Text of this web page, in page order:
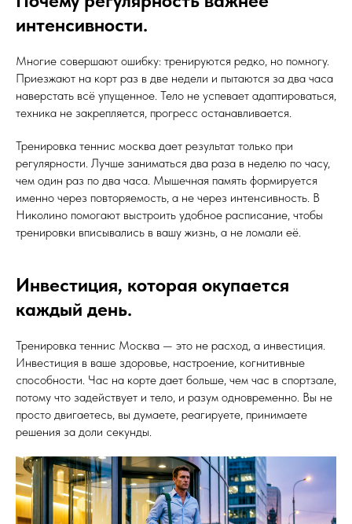
интенсивности.
Многие совершают ошибку: тренируются редко, но помногу.
Приезжают на корт раз в две недели и пытаются за два часа
наверстать всё упущенное. Тело не успевает адаптироваться,
техника не закрепляется, прогресс останавливается.
Тренировка теннис москва дает результат только при
регулярности. Лучше заниматься два раза в неделю по часу,
чем один раз по два часа. Мышечная память формируется
именно через повторяемость, а не через интенсивность. В
Николино помогают выстроить удобное расписание, чтобы
тренировки вписывались в вашу жизнь, а не ломали её.
Инвестиция, которая окупается
каждый день.
Тренировка теннис Москва — это не расход, а инвестиция.
Инвестиция в ваше здоровье, настроение, когнитивные
способности. Час на корте дает больше, чем час в спортзале,
потому что задействует и тело, и разум одновременно. Вы не
просто двигаетесь, вы думаете, реагируете, принимаете
решения за доли секунды.